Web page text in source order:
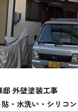
外壁塗装工事
・水洗い・シリコ